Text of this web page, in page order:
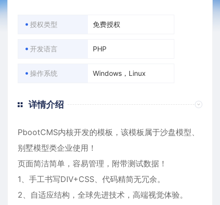
授权类型 免费授权
开发语言 PHP
操作系统 Windows，Linux
详情介绍
PbootCMS内核开发的模板，该模板属于沙盘模型、
别墅模型类企业使用！
页面简洁简单，容易管理，附带测试数据！
1、手工书写DIV+CSS、代码精简无冗余。
2、自适应结构，全球先进技术，高端视觉体验。